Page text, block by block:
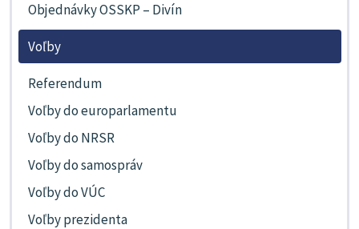
Objednávky OSSKP – Divín
Voľby
Referendum
Voľby do europarlamentu
Voľby do NRSR
Voľby do samospráv
Voľby do VÚC
Voľby prezidenta